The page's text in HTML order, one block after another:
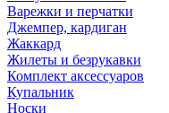
Варежки и перчатки
Джемпер, кардиган
Жаккард
Жилеты и безрукавки
Комплект аксессуаров
Купальник
Носки